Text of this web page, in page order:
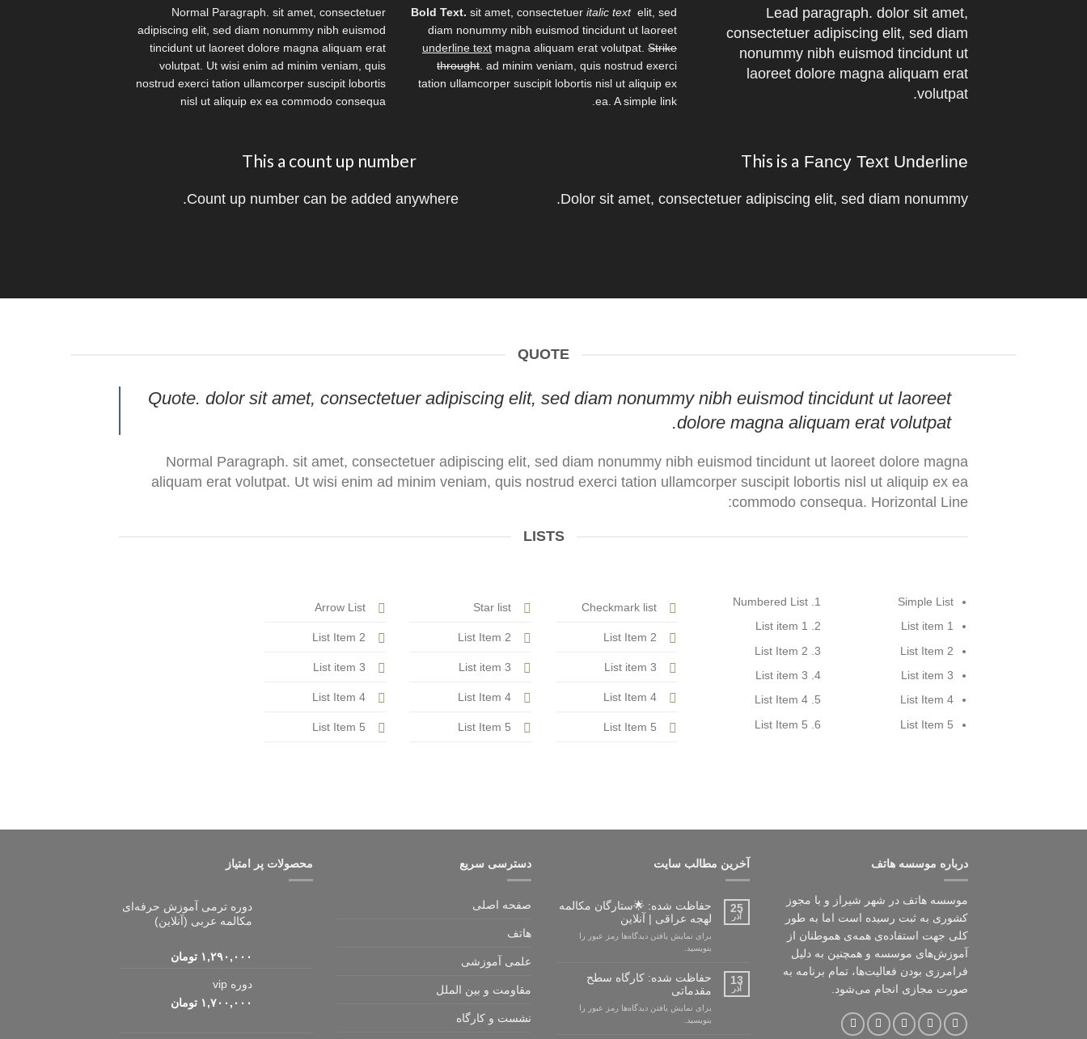
Lead paragraph. dolor sit amet,
consectetuer adipiscing elit, sed diam
nonummy nibh euismod tincidunt ut
laoreet dolore magna aliquam erat
volutpat.
Bold Text. sit amet, consectetueritalic textelit, sed
diam nonummy nibh euismod tincidunt ut laoreet
underline text magna aliquam erat volutpat.Strike
throught . ad minim veniam, quis nostrud exerci
tation ullamcorper suscipit lobortis nisl ut aliquip ex
ea.A simple link.
Normal Paragraph. sit amet, consectetuer
adipiscing elit, sed diam nonummy nibh euismod
tincidunt ut laoreet dolore magna aliquam erat
volutpat. Ut wisi enim ad minim veniam, quis
nostrud exerci tation ullamcorper suscipit lobortis
nisl ut aliquip ex ea commodo consequa
This is a Fancy Text Underline
Dolor sit amet, consectetuer adipiscing elit, sed diam nonummy.
This a count up number
Count up number can be added anywhere.
QUOTE
Quote. dolor sit amet, consectetuer adipiscing elit, sed diam nonummy nibh euismod tincidunt ut laoreet
dolore magna aliquam erat volutpat.
Normal Paragraph. sit amet, consectetuer adipiscing elit, sed diam nonummy nibh euismod tincidunt ut laoreet dolore magna
aliquam erat volutpat. Ut wisi enim ad minim veniam, quis nostrud exerci tation ullamcorper suscipit lobortis nisl ut aliquip ex ea
commodo consequa. Horizontal Line:
LISTS
Simple List
List item 1
List Item 2
List item 3
List Item 4
List Item 5
Numbered List
List item 1
List Item 2
List item 3
List Item 4
List Item 5
Checkmark list
List Item 2
List item 3
List Item 4
List Item 5
Star list
List Item 2
List item 3
List Item 4
List Item 5
Arrow List
List Item 2
List item 3
List Item 4
List Item 5
درباره موسسه هاتف
موسسه هاتف در شهر شیراز و با مجوز
کشوری به ثبت رسیده است اما به طور
کلی جهت استفاده‌ی همه‌ی هموطنان از
آموزش‌های موسسه و همچنین به دلیل
فرامرزی بودن فعالیت‌ها، تمام برنامه به
صورت مجازی انجام می‌شود.
آخرین مطالب سایت
25
آذر
حفاظت شده: 🌟ستارگان مکالمه
لهجه عراقی | آنلاین
برای نمایش یافتن دیدگاه‌ها رمز عبور را
بنویسید.
13
آذر
حفاظت شده: کارگاه سطح
مقدماتی
برای نمایش یافتن دیدگاه‌ها رمز عبور را
بنویسید.
دسترسی سریع
صفحه اصلی
هاتف
علمی آموزشی
مقاومت و بین الملل
نشست و کارگاه
محصولات پر امتیاز
دوره ترمی آموزش حرفه‌ای
مکالمه عربی (آنلاین)
۱,۲۹۰,۰۰۰ تومان
دوره vip
۱,۷۰۰,۰۰۰ تومان